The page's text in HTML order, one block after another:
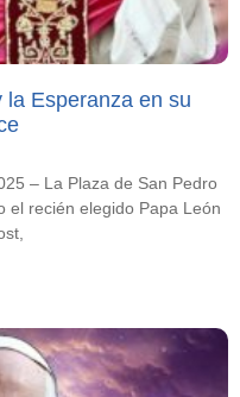
Esperanza en su
– La Plaza de San Pedro
el recién elegido Papa León